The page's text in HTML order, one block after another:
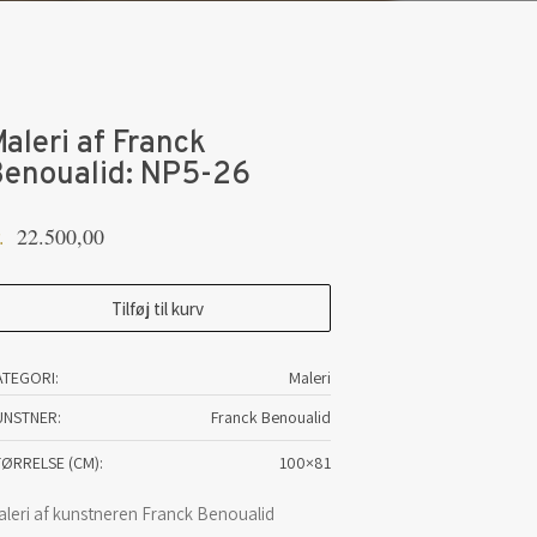
af Franck
NP5-26
22.500,00
Tilføj til kurv
Maleri
Franck Benoualid
(CM) 100×81
af kunstneren Franck Benoualid